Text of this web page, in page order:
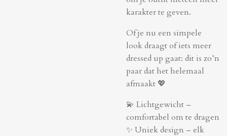
karakter te geven.
Of je nu een simpele
look draagt of iets meer
dressed up gaat: dit is zo’n
paar dat het helemaal
afmaakt 💖
💫 Lichtgewicht –
comfortabel om te dragen
✨ Uniek design – elk